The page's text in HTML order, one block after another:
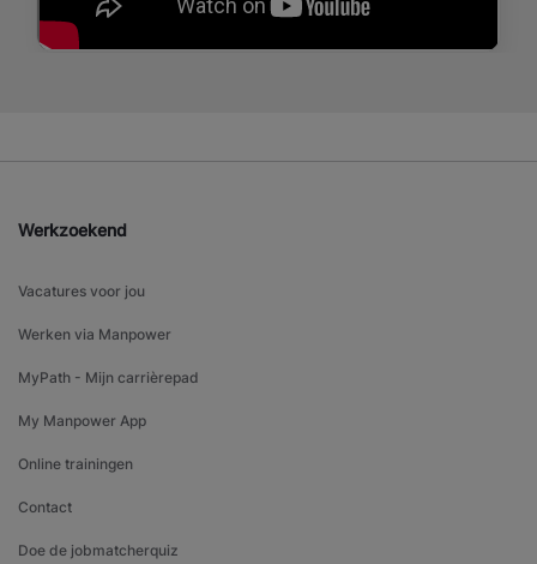
Werkzoekend
Vacatures voor jou
Werken via Manpower
MyPath - Mijn carrièrepad
My Manpower App
Online trainingen
Contact
Doe de jobmatcherquiz